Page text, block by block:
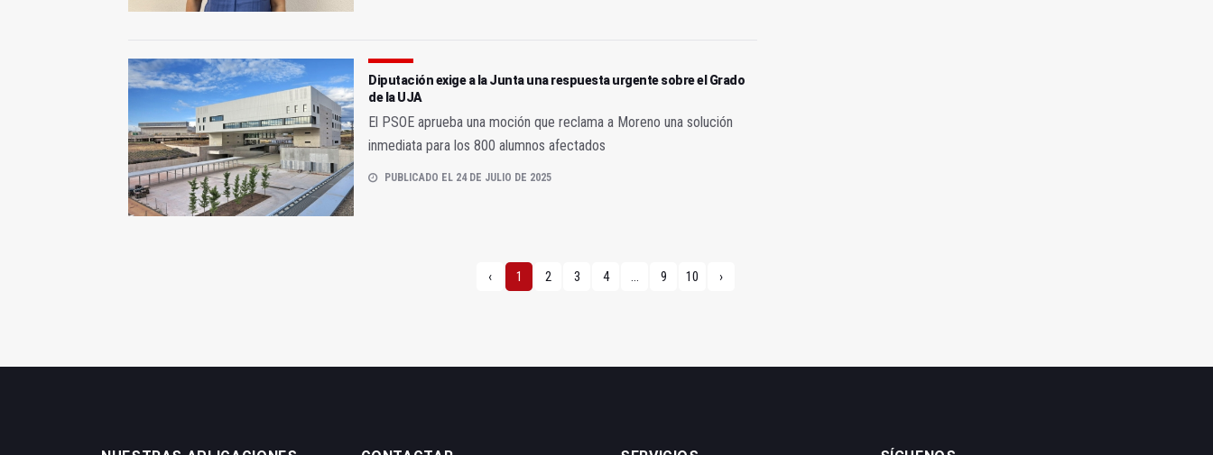
Diputación exige a la Junta una respuesta urgente sobre el Grado
de la UJA
El PSOE aprueba una moción que reclama a Moreno una solución
inmediata para los 800 alumnos afectados
PUBLICADO EL 24 DE JULIO DE 2025
‹ 1 2 3 4 ... 9 10 ›